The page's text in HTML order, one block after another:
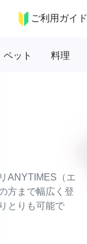
ご利用ガイド
ペット 料理
ANYTIMES（エ
方まで幅広く登
とりも可能で